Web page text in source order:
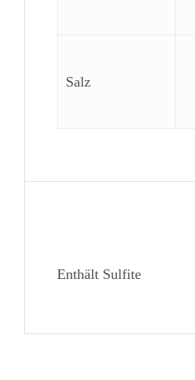
Salz
Enthält Sulfite